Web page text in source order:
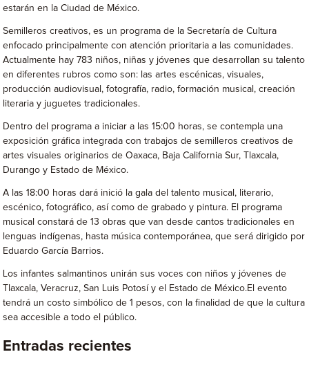
estarán en la Ciudad de México.
Semilleros creativos, es un programa de la Secretaría de Cultura
enfocado principalmente con atención prioritaria a las comunidades.
Actualmente hay 783 niños, niñas y jóvenes que desarrollan su talento
en diferentes rubros como son: las artes escénicas, visuales,
producción audiovisual, fotografía, radio, formación musical, creación
literaria y juguetes tradicionales.
Dentro del programa a iniciar a las 15:00 horas, se contempla una
exposición gráfica integrada con trabajos de semilleros creativos de
artes visuales originarios de Oaxaca, Baja California Sur, Tlaxcala,
Durango y Estado de México.
A las 18:00 horas dará inició la gala del talento musical, literario,
escénico, fotográfico, así como de grabado y pintura. El programa
musical constará de 13 obras que van desde cantos tradicionales en
lenguas indígenas, hasta música contemporánea, que será dirigido por
Eduardo García Barrios.
Los infantes salmantinos unirán sus voces con niños y jóvenes de
Tlaxcala, Veracruz, San Luis Potosí y el Estado de México.El evento
tendrá un costo simbólico de 1 pesos, con la finalidad de que la cultura
sea accesible a todo el público.
Entradas recientes